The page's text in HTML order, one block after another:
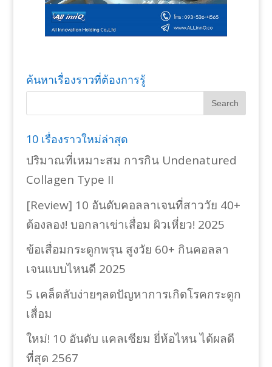
ค้นหาเรื่องราวที่ต้องการรู้
10 เรื่องราวใหม่ล่าสุด
ปริมาณที่เหมาะสม การกิน Undenatured
Collagen Type II
[Review] 10 อันดับคอลลาเจนที่สาววัย 40+
ต้องลอง! บอกลาเข่าเสื่อม ผิวเหี่ยว! 2025
ข้อเสื่อมกระดูกพรุน สูงวัย 60+ กินคอลลา
เจนแบบไหนดี 2025
5 เคล็ดลับง่ายๆลดปัญหาการเกิดโรคกระดูก
เสื่อม
ใหม่! 10 อันดับ แคลเซียม ยี่ห้อไหน ได้ผลดี
ที่สุด 2567